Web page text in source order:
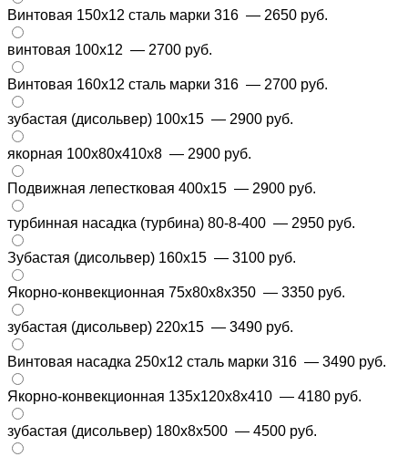
Винтовая 150х12 сталь марки 316 — 2650 руб.
винтовая 100х12 — 2700 руб.
Винтовая 160х12 сталь марки 316 — 2700 руб.
зубастая (дисольвер) 100х15 — 2900 руб.
якорная 100x80x410x8 — 2900 руб.
Подвижная лепестковая 400х15 — 2900 руб.
турбинная насадка (турбина) 80-8-400 — 2950 руб.
Зубастая (дисольвер) 160х15 — 3100 руб.
Якорно-конвекционная 75x80x8x350 — 3350 руб.
зубастая (дисольвер) 220х15 — 3490 руб.
Винтовая насадка 250х12 сталь марки 316 — 3490 руб.
Якорно-конвекционная 135x120x8x410 — 4180 руб.
зубастая (дисольвер) 180х8х500 — 4500 руб.